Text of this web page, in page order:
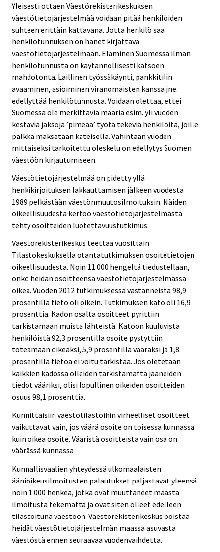
Yleisesti ottaen Väestörekisterikeskuksen
väestötietojärjestelmää voidaan pitää henkilöiden
suhteen erittäin kattavana. Jotta henkilö saa
henkilötunnuksen on hänet kirjattava
väestötietojärjestelmään. Eläminen Suomessa ilman
henkilötunnusta on käytännöllisesti katsoen
mahdotonta. Laillinen työssäkäynti, pankkitilin
avaaminen, asioiminen viranomaisten kanssa jne.
edellyttää henkilötunnusta. Voidaan olettaa, ettei
Suomessa ole merkittäviä määriä esim. yli vuoden
kestäviä jaksoja ’pimeää’ työtä tekeviä henkilöitä, joille
palkka maksetaan käteisellä. Vähintään vuoden
mittaiseksi tarkoitettu oleskelu on edellytys Suomen
väestöön kirjautumiseen.
Väestötietojärjestelmää on pidetty yllä
henkikirjoituksen lakkauttamisen jälkeen vuodesta
1989 pelkästään väestönmuutosilmoituksin. Näiden
oikeellisuudesta kertoo väestötietojärjestelmästä
tehty osoitteiden luotettavuustutkimus.
Väestörekisterikeskus teettää vuosittain
Tilastokeskuksella otantatutkimuksen osoitetietojen
oikeellisuudesta. Noin 11 000 hengeltä tiedustellaan,
onko heidän osoitteensa väestötietojärjestelmässä
oikea. Vuoden 2012 tutkimuksessa vastanneista 98,9
prosentilla tieto oli oikein. Tutkimuksen kato oli 16,9
prosenttia. Kadon osalta osoitteet pyrittiin
tarkistamaan muista lähteistä. Katoon kuuluvista
henkilöistä 92,3 prosentilla osoite pystyttiin
toteamaan oikeaksi, 5,9 prosentilla vääräksi ja 1,8
prosentilla tietoa ei voitu tarkistaa. Jos oletetaan
kaikkien kadossa olleiden tarkistamatta jääneiden
tiedot vääriksi, olisi lopullinen oikeiden osoitteiden
osuus 98,1 prosenttia.
Kunnittaisiin väestötilastoihin virheelliset osoitteet
vaikuttavat vain, jos väärä osoite on toisessa kunnassa
kuin oikea osoite. Vääristä osoitteista vain osa on
väärässä kunnassa
Kunnallisvaalien yhteydessä ulkomaalaisten
äänioikeusilmoitusten palautukset paljastavat yleensä
noin 1 000 henkeä, jotka ovat muuttaneet maasta
ilmoitusta tekemättä ja ovat siten olleet edelleen
tilastoituna väestöön. Väestörekisterikeskus poistaa
heidät väestötietojärjestelmän maassa asuvasta
väestöstä ennen seuraavaa vuodenvaihdetta.